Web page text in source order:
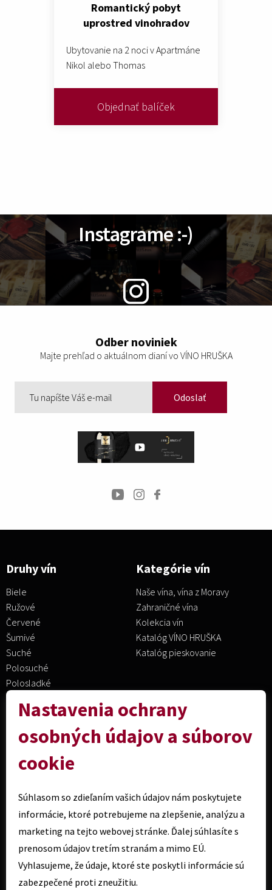
Nastavenia ochrany
osobných údajov a súborov
cookie
Súhlasom so zdieľaním vašich údajov nám poskytujete
informácie, ktoré potrebujeme na zlepšenie, analýzu a
marketing na tejto webovej stránke. Ďalej súhlasíte s
prenosom údajov tretím stranám a mimo EÚ.
Vyhlasujeme, že údaje, ktoré ste poskytli informácie sú
zabezpečené proti zneužitiu.
Romantický pobyt
uprostred vinohradov
Ubytovanie na 2 noci v Apartmáne
Nikol alebo Thomas
Objednať balíček
Instagrame :-)
Odber noviniek
Majte prehľad o aktuálnom dianí vo VÍNO HRUŠKA
Odoslať
Druhy vín
Biele
Ružové
Červené
Šumivé
Suché
Polosuché
Polosladké
Sladké
Kategórie vín
Naše vína, vína z Moravy
Zahraničné vína
Kolekcia vín
Katalóg VÍNO HRUŠKA
Katalóg pieskovanie
Všetko o nákupe
Obchodné podmienky
Spôsob platby a doprava
Ochrana osobných údajov
Odberné miesta
Logo VÍNO HRUŠKA
Kontaktné údaje
Tel.:
+420 601 102 999
Mail:
info@vinohruska.cz